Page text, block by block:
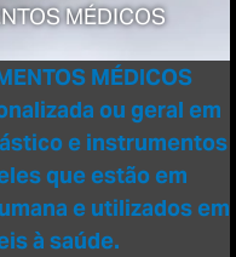
MÉDICOS
MÉDICOS
ou geral em
e instrumentos
que estão em
e utilizados em
à saúde.